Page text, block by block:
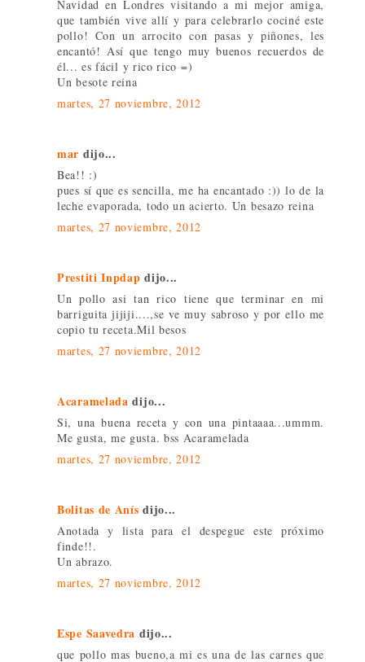
Navidad en Londres visitando a mi mejor amiga,
que también vive allí y para celebrarlo cociné este
pollo! Con un arrocito con pasas y piñones, les
encantó! Así que tengo muy buenos recuerdos de
él... es fácil y rico rico =)
Un besote reina
martes, 27 noviembre, 2012
mar dijo...
Bea!! :)
pues sí que es sencilla, me ha encantado :)) lo de la
leche evaporada, todo un acierto. Un besazo reina
martes, 27 noviembre, 2012
Prestiti Inpdap dijo...
Un pollo asi tan rico tiene que terminar en mi
barriguita jijiji....,se ve muy sabroso y por ello me
copio tu receta.Mil besos
martes, 27 noviembre, 2012
Acaramelada dijo...
Si, una buena receta y con una pintaaaa...ummm.
Me gusta, me gusta. bss Acaramelada
martes, 27 noviembre, 2012
Bolitas de Anís dijo...
Anotada y lista para el despegue este próximo
finde!!.
Un abrazo.
martes, 27 noviembre, 2012
Espe Saavedra dijo...
que pollo mas bueno,a mi es una de las carnes que